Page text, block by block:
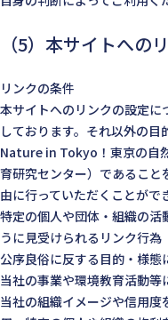
（5）本サイトへの
リンクの条件
本サイトへのリンクの設定に
しております。それ以外の
Nature in Tokyo！東京の自
育研究センター）であること
由に行っていただくことがで
特定の個人や団体・組織の活
うに見受けられるリンク行為
公序良俗に反する目的・様
当社の事業や環境教育活動
当社の組織イメージや信用